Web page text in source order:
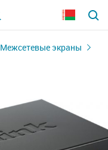
Межсетевые экраны